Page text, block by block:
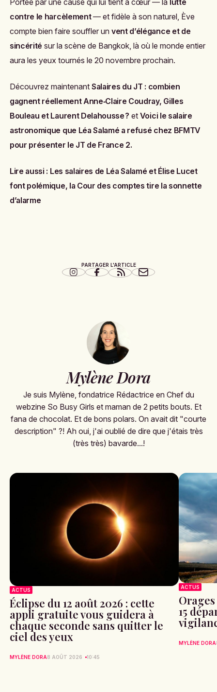
Portée par une cause qui lui tient à cœur — la lutte
contre le harcèlement— et fidèle à son naturel, Ève
compte bien faire souffler un vent d’élégance et de
sincérité sur la scène de Bangkok, là où le monde entier
aura les yeux tournés le 20 novembre prochain.
Découvrez maintenant Salaires du JT : combien
gagnent réellement Anne‑Claire Coudray, Gilles
Bouleau et Laurent Delahousse ? et Voici le salaire
astronomique que Léa Salamé a refusé chez BFMTV
pour présenter le JT de France 2.
Lire aussi : Les salaires de Léa Salamé et Élise Lucet
font polémique, la Cour des comptes tire la sonnette
d’alarme
PARTAGER L'ARTICLE
Mylène Dora
Je suis Mylène, fondatrice Rédactrice en Chef du
webzine So Busy Girls et maman de 2 petits bouts. Et
fana de chocolat. Et de bons polars. On avait dit "courte
description" ?! Ah oui, j'ai oublié de dire que j'étais très
(très très) bavarde...!
ACTUS
Éclipse du 12 août 2026 : cette
appli gratuite vous guidera à
chaque seconde sans quitter le
ciel des yeux
MYLÈNE DORA8 AOÛT 2026 10:45
ACTUS
15
MYLÈNE DORA